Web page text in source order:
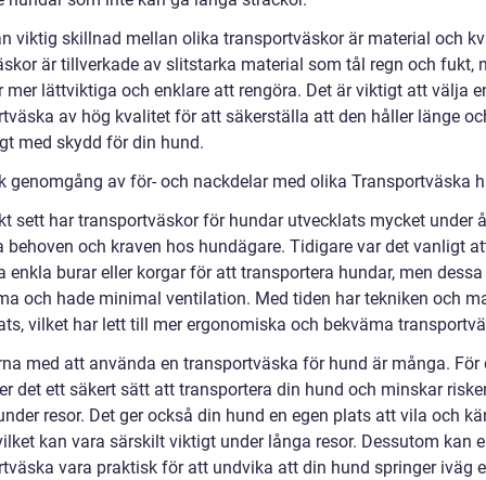
viktig skillnad mellan olika transportväskor är material och
är tillverkade av slitstarka material som tål regn och fukt,
mer lättviktiga och enklare att rengöra. Det är viktigt att välja
av hög kvalitet för att säkerställa att den håller länge
med skydd för din hund.
genomgång av för- och nackdelar med olika Transportväska
sett har transportväskor för hundar utvecklats mycket under
behoven och kraven hos hundägare. Tidigare var det vanligt
enkla burar eller korgar för att transportera hundar, men
och hade minimal ventilation. Med tiden har tekniken och
vilket har lett till mer ergonomiska och bekväma
med att använda en transportväska för hund är många. För
det ett säkert sätt att transportera din hund och minskar
resor. Det ger också din hund en egen plats att vila och
kan vara särskilt viktigt under långa resor. Dessutom kan
vara praktisk för att undvika att din hund springer iväg